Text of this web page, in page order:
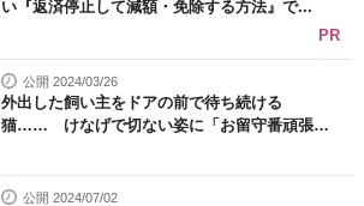
い『返済停止して減額・免除する方法』で...
PR
公開 2024/03/26
外出した飼い主をドアの前で待ち続ける
猫…… けなげで切ない姿に「お留守番頑張っ
公開 2024/07/02